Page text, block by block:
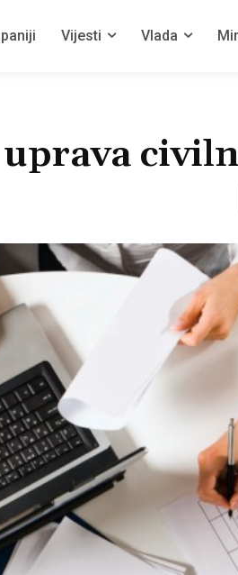
Vijesti Vlada